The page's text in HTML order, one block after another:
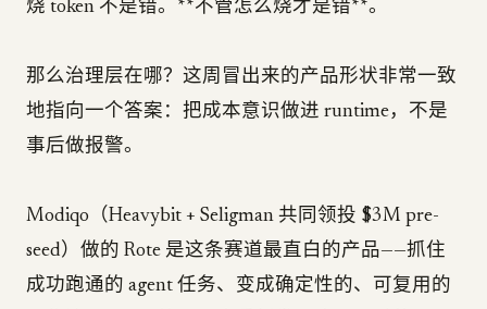
烧 token 不是错。**不管怎么烧才是错**。
那么治理层在哪？这周冒出来的产品形状非常一致
地指向一个答案：把成本意识做进 runtime，不是
事后做报警。
Modiqo（Heavybit + Seligman 共同领投 $3M pre-
seed）做的 Rote 是这条赛道最直白的产品——抓住
成功跑通的 agent 任务、变成确定性的、可复用的